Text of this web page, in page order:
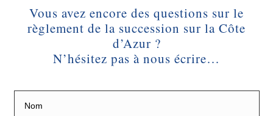
Vous avez encore des questions sur le
règlement de la succession sur la Côte
d’Azur ?
N’hésitez pas à nous écrire…